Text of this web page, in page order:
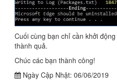
Cuối cùng bạn chỉ cần khởi
thành quả.
Chúc các bạn thành công!
Ngày Cập Nhật: 06/06/2019